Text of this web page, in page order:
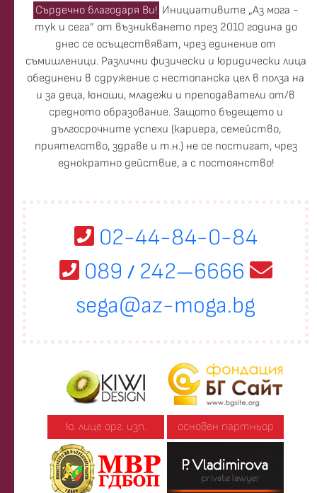
Сърдечно благодаря Ви! Инициативите „Аз мога -
тук и сега” от възникването през 2010 година до
днес се осъществяват, чрез единение от
съмишленици. Различни физически и юридически лица
обединени в сдружение с нестопанска цел в полза на
и за деца, юноши, младежи и преподаватели от/в
средното образование. Защото бъдещето и
дългосрочните успехи (кариера, семейство,
приятелство, здраве и т.н.) не се постигат, чрез
еднократно действие, а с постоянство!
02-44-84-0-84
089 /242—6666
sega@az-moga.bg
ю. лице орг. изп. основен партньор